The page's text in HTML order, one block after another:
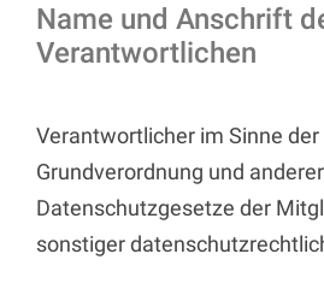
Name und Anschrift
Verantwortlichen
Verantwortlicher im Sinne
Grundverordnung und
Datenschutzgesetze der
sonstiger